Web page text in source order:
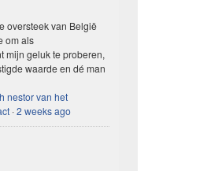
oversteek van België
om als
mijn geluk te proberen,
waarde en dé man
nestor van het
·2 weeks ago